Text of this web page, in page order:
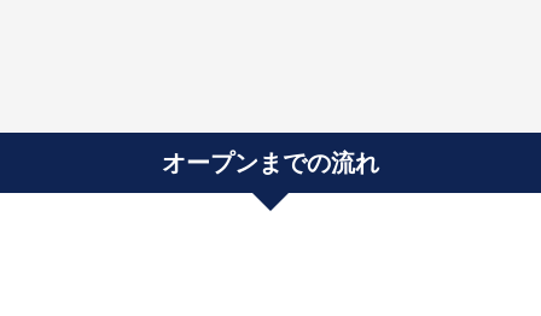
オープンまでの流れ